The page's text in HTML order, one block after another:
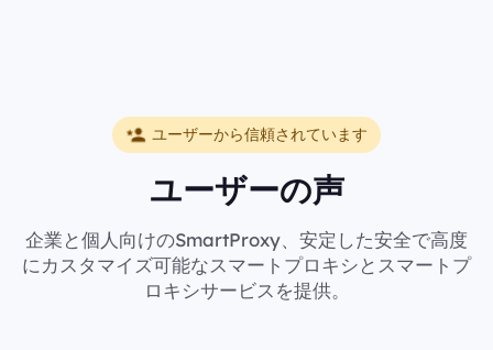
ユーザーから信頼されています
ユーザーの声
企業と個人向けのSmartProxy、安定した安全で高度
にカスタマイズ可能なスマートプロキシとスマートプ
ロキシサービスを提供。